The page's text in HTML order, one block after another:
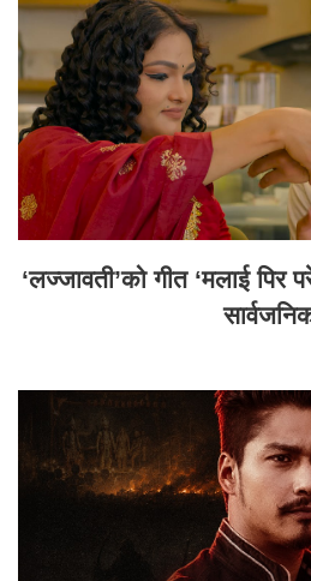
‘लज्जावती’को गीत ‘मलाई पिर